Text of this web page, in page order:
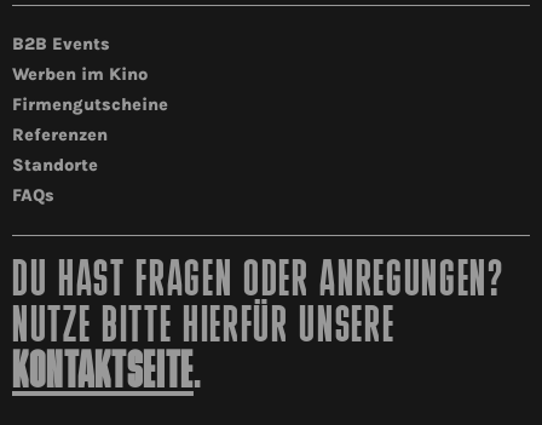
B2B Events
Werben im Kino
Firmengutscheine
Referenzen
Standorte
FAQs
DU HAST FRAGEN ODER ANREGUNGEN?
NUTZE BITTE HIERFÜR UNSERE
KONTAKTSEITE.